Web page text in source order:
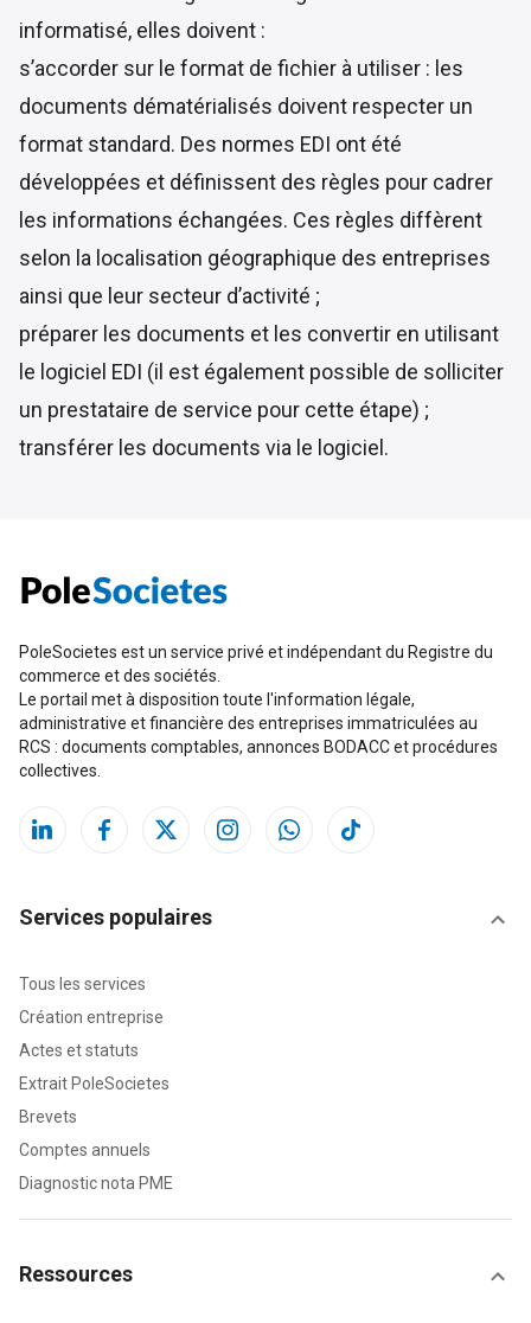
informatisé, elles doivent :
s’accorder sur le format de fichier à utiliser : les
documents dématérialisés doivent respecter un
format standard. Des normes EDI ont été
développées et définissent des règles pour cadrer
les informations échangées. Ces règles diffèrent
selon la localisation géographique des entreprises
ainsi que leur secteur d’activité ;
préparer les documents et les convertir en utilisant
le logiciel EDI (il est également possible de solliciter
un prestataire de service pour cette étape) ;
transférer les documents via le logiciel.
PoleSocietes est un service privé et indépendant du Registre du
commerce et des sociétés.
Le portail met à disposition toute l'information légale,
administrative et financière des entreprises immatriculées au
RCS : documents comptables, annonces BODACC et procédures
collectives.
Services populaires
Tous les services
Création entreprise
Actes et statuts
Extrait PoleSocietes
Brevets
Comptes annuels
Diagnostic nota PME
Ressources